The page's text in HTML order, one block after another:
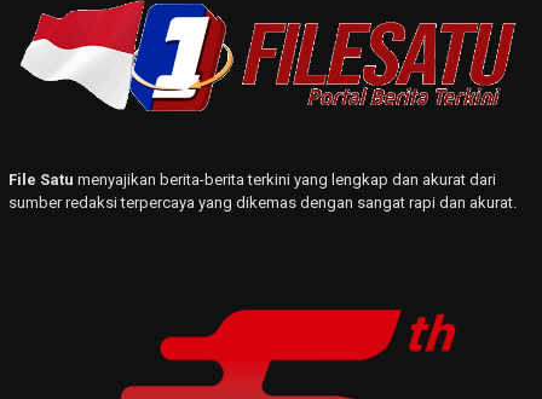
File Satu menyajikan berita-berita terkini yang lengkap dan akurat dari
sumber redaksi terpercaya yang dikemas dengan sangat rapi dan akurat.